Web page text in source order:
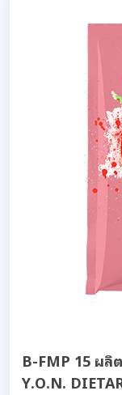
B-FMP 15 ผลิ
Y.O.N.